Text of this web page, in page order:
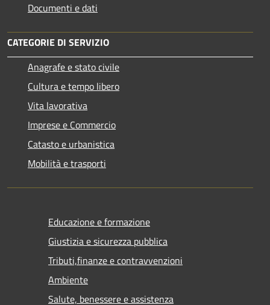
Documenti e dati
CATEGORIE DI SERVIZIO
Anagrafe e stato civile
Cultura e tempo libero
Vita lavorativa
Imprese e Commercio
Catasto e urbanistica
Mobilità e trasporti
Educazione e formazione
Giustizia e sicurezza pubblica
Tributi,finanze e contravvenzioni
Ambiente
Salute, benessere e assistenza